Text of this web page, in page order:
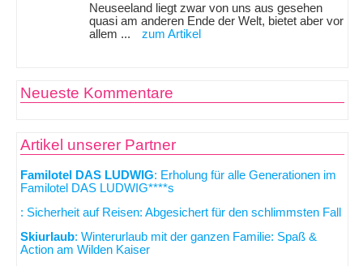
Neuseeland liegt zwar von uns aus gesehen
quasi am anderen Ende der Welt, bietet aber vor
allem ...
zum Artikel
Neueste Kommentare
Artikel unserer Partner
Familotel DAS LUDWIG: Erholung für alle Generationen im
Familotel DAS LUDWIG****s
: Sicherheit auf Reisen: Abgesichert für den schlimmsten Fall
Skiurlaub: Winterurlaub mit der ganzen Familie: Spaß &
Action am Wilden Kaiser